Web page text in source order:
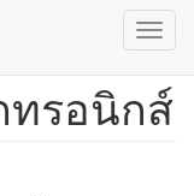
ทรอนิกส์